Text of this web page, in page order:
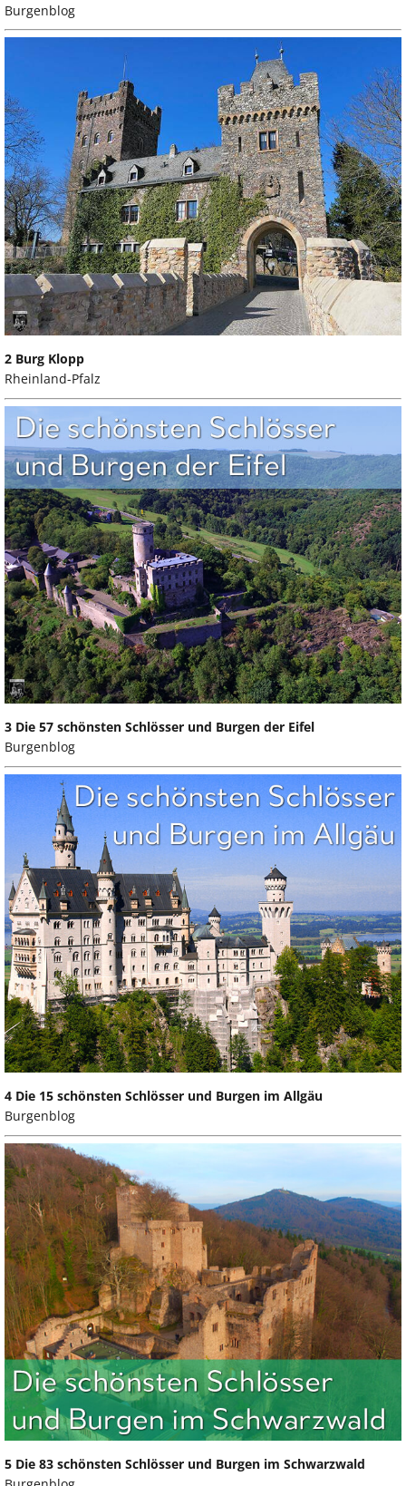
Burgenblog
2 Burg Klopp
Rheinland-Pfalz
3 Die 57 schönsten Schlösser und Burgen der Eifel
Burgenblog
4 Die 15 schönsten Schlösser und Burgen im Allgäu
Burgenblog
5 Die 83 schönsten Schlösser und Burgen im Schwarzwald